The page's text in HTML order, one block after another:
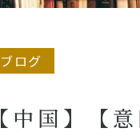
ブログ
【中国】【